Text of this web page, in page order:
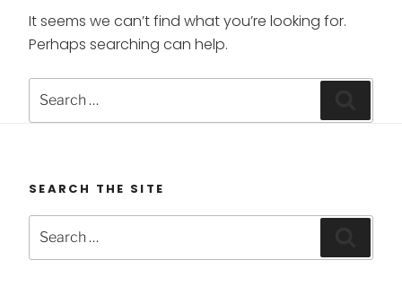
It seems we can’t find what you’re looking for.
Perhaps searching can help.
for:
SEARCH THE SITE
for: